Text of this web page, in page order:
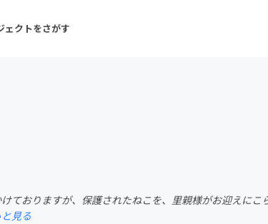
ェクトをさがす
フード・飲食店
ファッション
ておりますが、保護されたねこを、里親様がお迎えにこ
見る